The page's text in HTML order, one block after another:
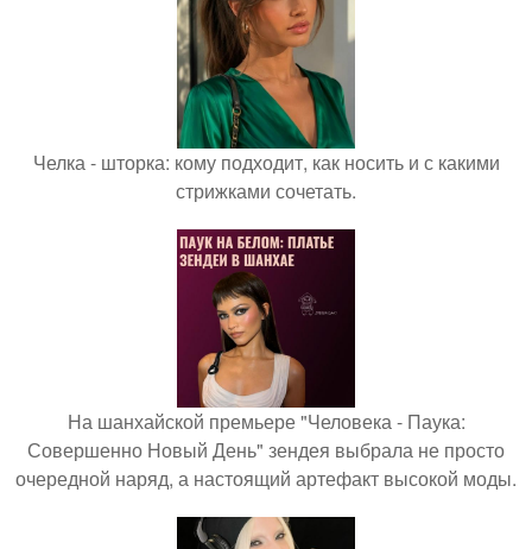
Челка - шторка: кому подходит, как носить и с какими
стрижками сочетать.
На шанхайской премьере "Человека - Паука:
Совершенно Новый День" зендея выбрала не просто
очередной наряд, а настоящий артефакт высокой моды.